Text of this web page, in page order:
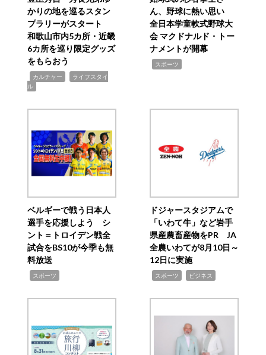
かりの地を巡るスタン
プラリーがスタート
和歌山市内5カ所・近畿
6カ所を巡り限定グッズ
をもらおう
カルチャー
ライフスタイ
ル
ん、野球に熱い思い
全日本学童軟式野球大
会 マクドナルド・トー
ナメントが開幕
スポーツ
ベルギーで戦う日本人
選手を応援しよう シ
ント＝トロイデン戦全
試合をBS10が今季も無
料放送
スポーツ
ドジャースタジアムで
「いわて牛」など岩手
県産農畜産物をPR JA
全農いわてが8月10日～
12日に実施
スポーツ ビジネス